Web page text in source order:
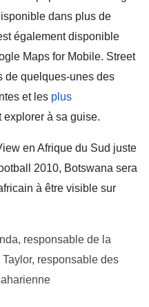
dans plus de
également disponible
Maps for Mobile. Street
de quelques-unes des
et les plus
explorer à sa guise.
en Afrique du Sud juste
2010, Botswana sera
à être visible sur
responsable de la
responsable des